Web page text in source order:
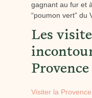
gagnant au fur et
“poumon vert” du
Les
Visiter la